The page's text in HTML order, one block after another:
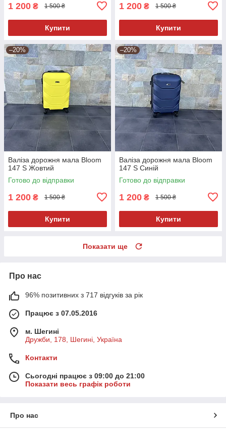
1 200 ₴ 1 500 ₴
Купити
1 200 ₴ 1 500 ₴
Купити
–20%
Валіза дорожня мала Bloom
147 S Жовтий
Готово до відправки
1 200 ₴ 1 500 ₴
Купити
–20%
Валіза дорожня мала Bloom
147 S Синій
Готово до відправки
1 200 ₴ 1 500 ₴
Купити
Показати ще
Про нас
96% позитивних з 717 відгуків за рік
Працює з 07.05.2016
м. Шегині
Дружби, 178, Шегині, Україна
Контакти
Сьогодні працює з 09:00 до 21:00
Показати весь графік роботи
Про нас